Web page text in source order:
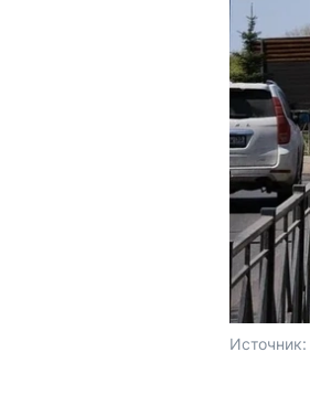
Источник: